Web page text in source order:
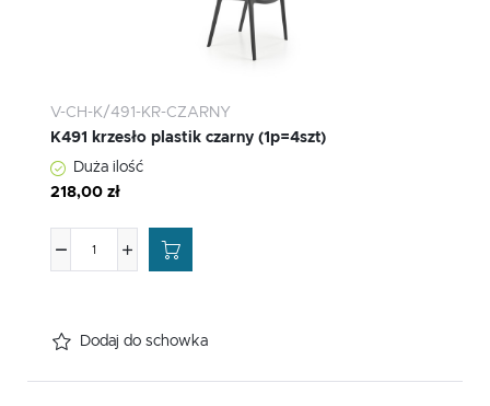
V-CH-K/491-KR-CZARNY
K491 krzesło plastik czarny (1p=4szt)
Duża ilość
218,00 zł
Dodaj do schowka